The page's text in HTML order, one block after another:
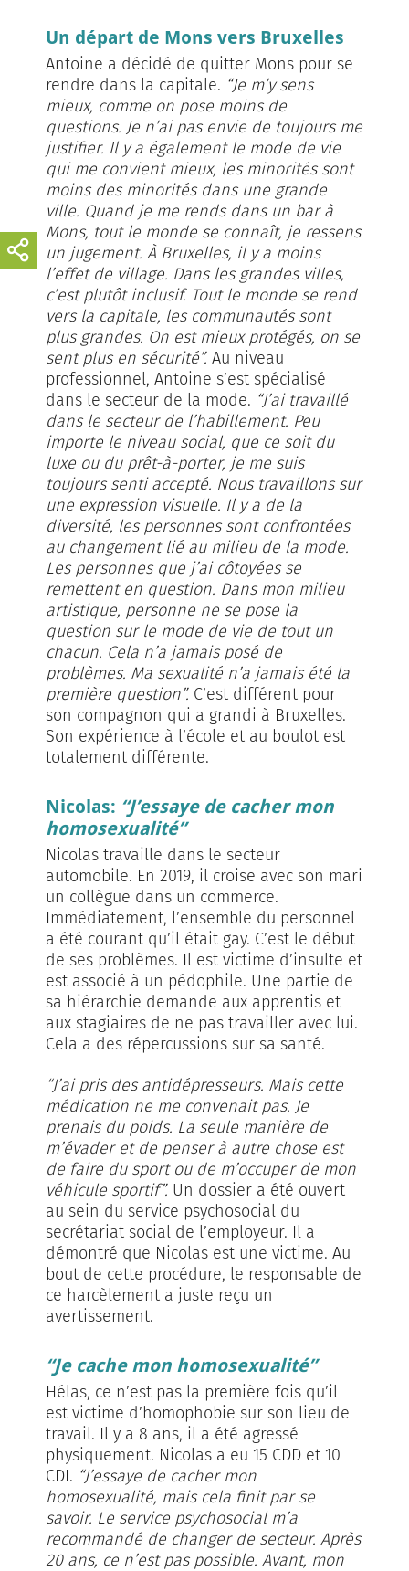
Un départ de Mons vers Bruxelles
Antoine a décidé de quitter Mons pour se
rendre dans la capitale. “Je m’y sens
mieux, comme on pose moins de
questions. Je n’ai pas envie de toujours me
justifier. Il y a également le mode de vie
qui me convient mieux, les minorités sont
moins des minorités dans une grande
ville. Quand je me rends dans un bar à
Mons, tout le monde se connaît, je ressens
un jugement. À Bruxelles, il y a moins
l’effet de village. Dans les grandes villes,
c’est plutôt inclusif. Tout le monde se rend
vers la capitale, les communautés sont
plus grandes. On est mieux protégés, on se
sent plus en sécurité”. Au niveau
professionnel, Antoine s’est spécialisé
dans le secteur de la mode. “J’ai travaillé
dans le secteur de l’habillement. Peu
importe le niveau social, que ce soit du
luxe ou du prêt-à-porter, je me suis
toujours senti accepté. Nous travaillons sur
une expression visuelle. Il y a de la
diversité, les personnes sont confrontées
au changement lié au milieu de la mode.
Les personnes que j’ai côtoyées se
remettent en question. Dans mon milieu
artistique, personne ne se pose la
question sur le mode de vie de tout un
chacun. Cela n’a jamais posé de
problèmes. Ma sexualité n’a jamais été la
première question”. C’est différent pour
son compagnon qui a grandi à Bruxelles.
Son expérience à l’école et au boulot est
totalement différente.
Nicolas: “J’essaye de cacher mon
homosexualité”
Nicolas travaille dans le secteur
automobile. En 2019, il croise avec son mari
un collègue dans un commerce.
Immédiatement, l’ensemble du personnel
a été courant qu’il était gay. C’est le début
de ses problèmes. Il est victime d’insulte et
est associé à un pédophile. Une partie de
sa hiérarchie demande aux apprentis et
aux stagiaires de ne pas travailler avec lui.
Cela a des répercussions sur sa santé.
“J’ai pris des antidépresseurs. Mais cette
médication ne me convenait pas. Je
prenais du poids. La seule manière de
m’évader et de penser à autre chose est
de faire du sport ou de m’occuper de mon
véhicule sportif”. Un dossier a été ouvert
au sein du service psychosocial du
secrétariat social de l’employeur. Il a
démontré que Nicolas est une victime. Au
bout de cette procédure, le responsable de
ce harcèlement a juste reçu un
avertissement.
“Je cache mon homosexualité”
Hélas, ce n’est pas la première fois qu’il
est victime d’homophobie sur son lieu de
travail. Il y a 8 ans, il a été agressé
physiquement. Nicolas a eu 15 CDD et 10
CDI. “J’essaye de cacher mon
homosexualité, mais cela finit par se
savoir. Le service psychosocial m’a
recommandé de changer de secteur. Après
20 ans, ce n’est pas possible. Avant, mon